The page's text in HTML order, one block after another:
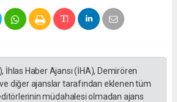
İhlas Haber Ajansı (İHA), Demirören
ve diğer ajanslar tarafından eklenen tüm
müdahalesi olmadan ajans